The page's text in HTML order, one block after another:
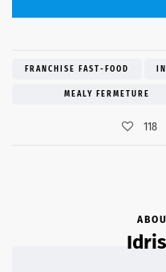
FRANCHISE FAST-FOOD
MEALY FERMETURE
118